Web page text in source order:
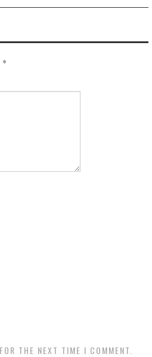
*
THE NEXT TIME I COMMENT.